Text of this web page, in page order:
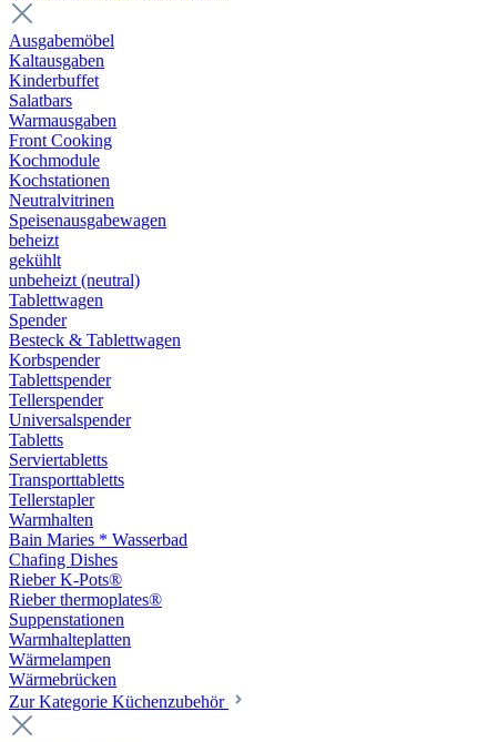
Ausgabemöbel
Kaltausgaben
Kinderbuffet
Salatbars
Warmausgaben
Front Cooking
Kochmodule
Kochstationen
Neutralvitrinen
Speisenausgabewagen
beheizt
gekühlt
unbeheizt (neutral)
Tablettwagen
Spender
Besteck & Tablettwagen
Korbspender
Tablettspender
Tellerspender
Universalspender
Tabletts
Serviertabletts
Transporttabletts
Tellerstapler
Warmhalten
Bain Maries * Wasserbad
Chafing Dishes
Rieber K-Pots®
Rieber thermoplates®
Suppenstationen
Warmhalteplatten
Wärmelampen
Wärmebrücken
Zur Kategorie Küchenzubehör